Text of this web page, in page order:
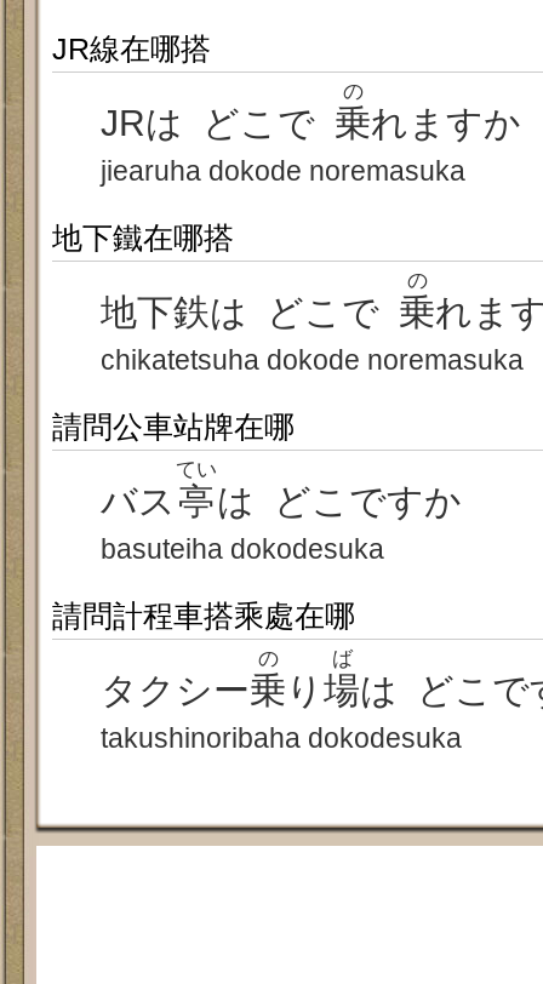
JR線在哪搭
JRは どこで 乗
の
れますか
jiearuha dokode noremasuka
地下鐵在哪搭
地下鉄は どこで 乗
の
れま
chikatetsuha dokode noremasuka
請問公車站牌在哪
バス 亭
てい
は どこですか
basuteiha dokodesuka
請問計程車搭乘處在哪
タクシー乗
の
り 場
ば
は どこで
takushinoribaha dokodesuka